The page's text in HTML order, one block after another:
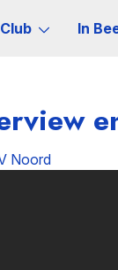
In
Noord